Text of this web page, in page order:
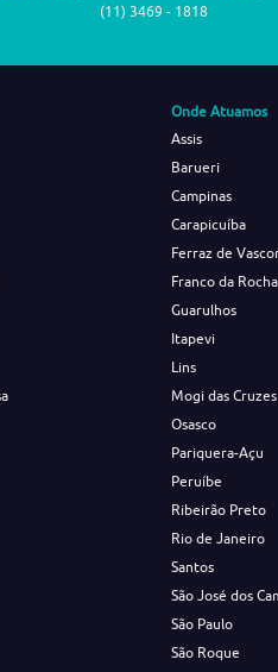
(11) 3469 - 1818
Onde Atuamos
Assis
Barueri
Campinas
Carapicuíba
Ferraz de
Franco da Rocha
Guarulhos
Itapevi
Lins
Mogi das Cruzes
Osasco
Pariquera-Açu
Peruíbe
Ribeirão Preto
Rio de Janeiro
Santos
São José dos
São Paulo
São Roque